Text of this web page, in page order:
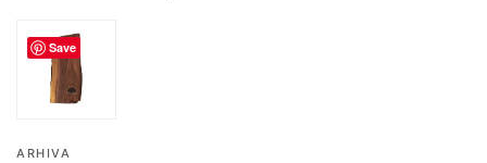
Save
ARHIVA